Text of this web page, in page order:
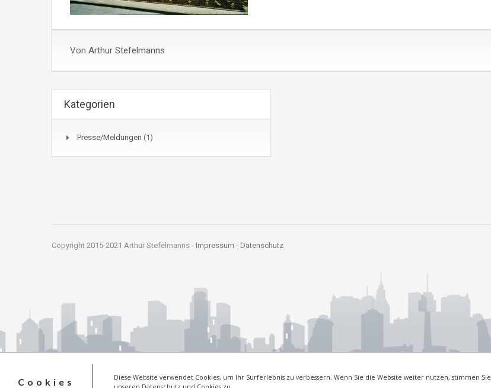
Cookies
Diese Website verwendet Cookies, um Ihr Surferlebnis zu verbessern. Wenn Sie die Website weiter nutzen, stimmen Sie
Von Arthur Stefelmanns
Kategorien
Presse/Meldungen (1)
Copyright 2015-2021 Arthur Stefelmanns - Impressum - Datenschutz